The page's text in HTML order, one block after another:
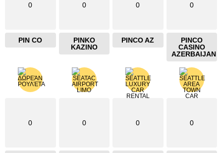
0
PIN CO
0
PINKO
KAZINO
0
PINCO AZ
0
PINCO
CASINO
AZERBAIJAN
0 0 0 0